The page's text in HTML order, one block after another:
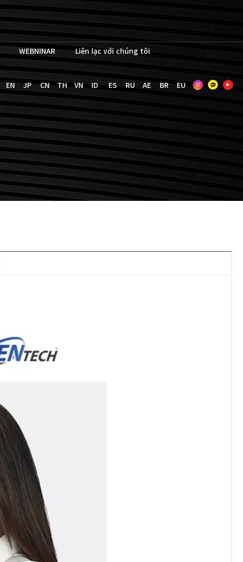
WEBNINAR Liên lạc với chúng tôi
EN JP CN TH VN ID ES RU AE BR EU